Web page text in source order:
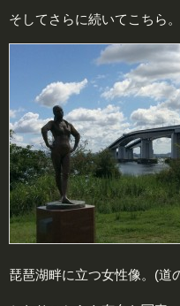
そしてさらに続いてこちら。
琵琶湖畔に立つ女性像。(道